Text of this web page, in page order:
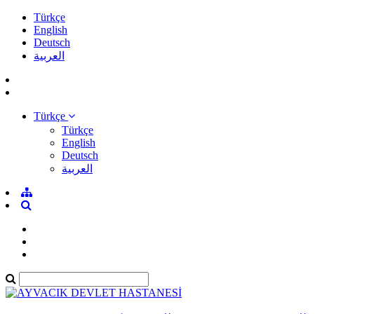
Türkçe
English
Deutsch
العربية
Türkçe
Türkçe
English
Deutsch
العربية